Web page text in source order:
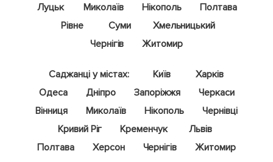
Луцьк
Миколаїв Нікополь
Полтава
Рівне
Суми
Хмельницький
Чернігів
Житомир
Саджанці у містах: Київ
Харків
Одеса
Дніпро Запоріжжя
Черкаси
Вінниця
Миколаїв Нікополь
Чернівці
Кривий Ріг
Кременчук
Львів
Полтава
Херсон Чернігів Житомир